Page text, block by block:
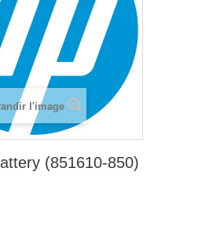
l'image
(851610-850)